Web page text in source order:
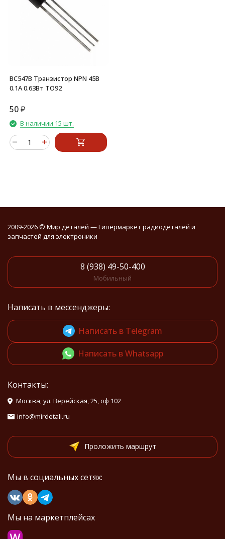
BC547B Транзистор NPN 45В
0.1А 0.63Вт TO92
50₽
В наличии 15 шт.
2009-2026 © Мир деталей — Гипермаркет радиодеталей и
запчастей для электроники
8 (938) 49-50-400
Мобильный
Написать в мессенджеры:
Написать в Telegram
Написать в Whatsapp
Контакты:
Москва, ул. Верейская, 25, оф 102
info@mirdetali.ru
Проложить маршрут
Мы в социальных сетях:
Мы на маркетплейсах